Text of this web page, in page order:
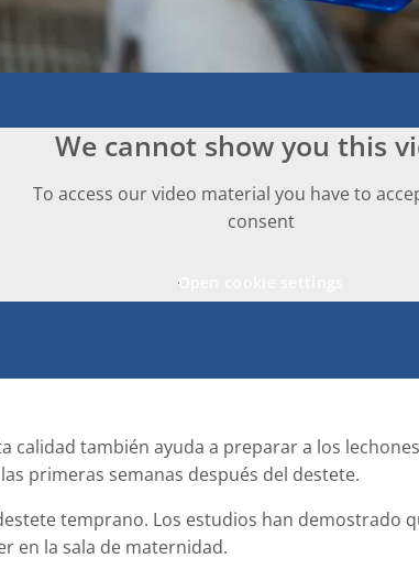
We cannot show you this
To access our video material you have to
consent
Open cookie settings
también ayuda a preparar a los
primeras semanas después del destete.
temprano. Los estudios han demostrado
en la sala de maternidad.